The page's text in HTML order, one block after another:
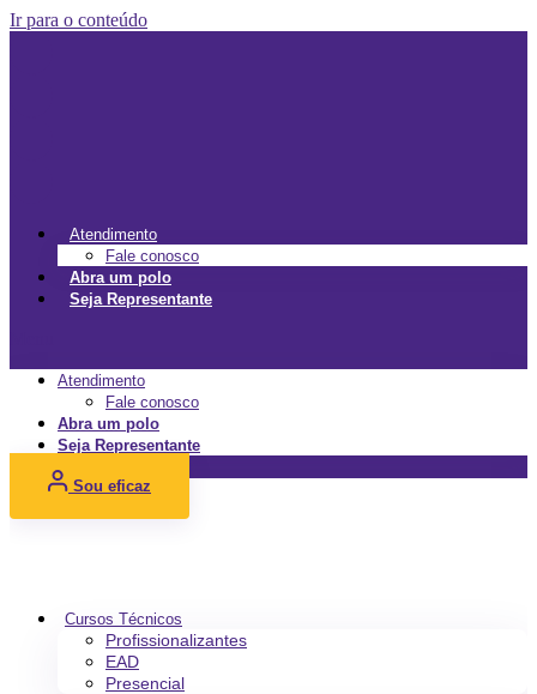
Ir para o conteúdo
Atendimento
Fale conosco
Abra um polo
Seja Representante
Atendimento
Fale conosco
Abra um polo
Seja Representante
Sou eficaz
Cursos Técnicos
Profissionalizantes
EAD
Presencial